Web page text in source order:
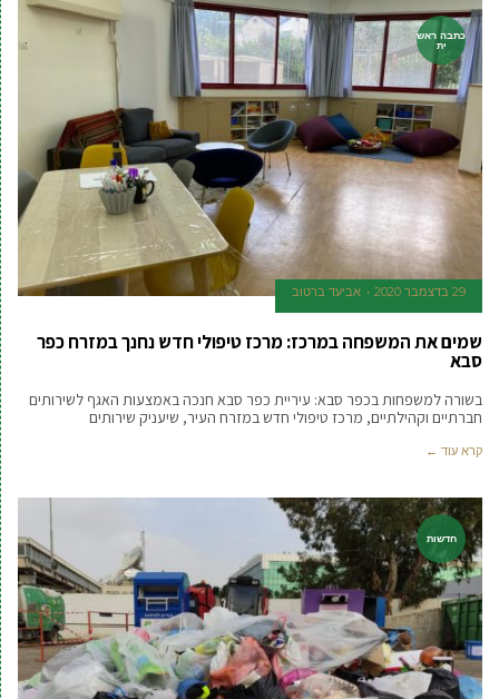
כתבה ראש
ית
29 בדצמבר 2020 אביעד ברטוב
שמים את המשפחה במרכז: מרכז טיפולי חדש נחנך במזרח כפר
סבא
בשורה למשפחות בכפר סבא: עיריית כפר סבא חנכה באמצעות האגף לשירותים
חברתיים וקהילתיים, מרכז טיפולי חדש במזרח העיר, שיעניק שירותים
קרא עוד ←
חדשות